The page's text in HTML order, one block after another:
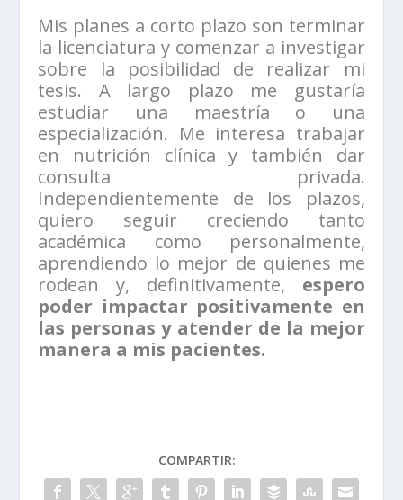
Mis planes a corto plazo son terminar
la licenciatura y comenzar a investigar
sobre la posibilidad de realizar mi
tesis. A largo plazo me gustaría
estudiar una maestría o una
especialización. Me interesa trabajar
en nutrición clínica y también dar
consulta privada.
Independientemente de los plazos,
quiero seguir creciendo tanto
académica como personalmente,
aprendiendo lo mejor de quienes me
rodean y, definitivamente, espero
poder impactar positivamente en
las personas y atender de la mejor
manera a mis pacientes.
COMPARTIR: